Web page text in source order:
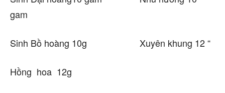
gam
Sinh Bồ hoàng 10g Xuyên khung 12 “
Hồng hoa 12g